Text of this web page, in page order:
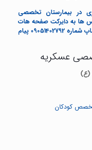
در بیمارستان تخصصی
ها به دایرکت صفحه هات
اینستاگرام بیمارستان مراجعه کنید به واتساپ شماره 09051402792 پیام
عسکریه
(ع)
کودکان